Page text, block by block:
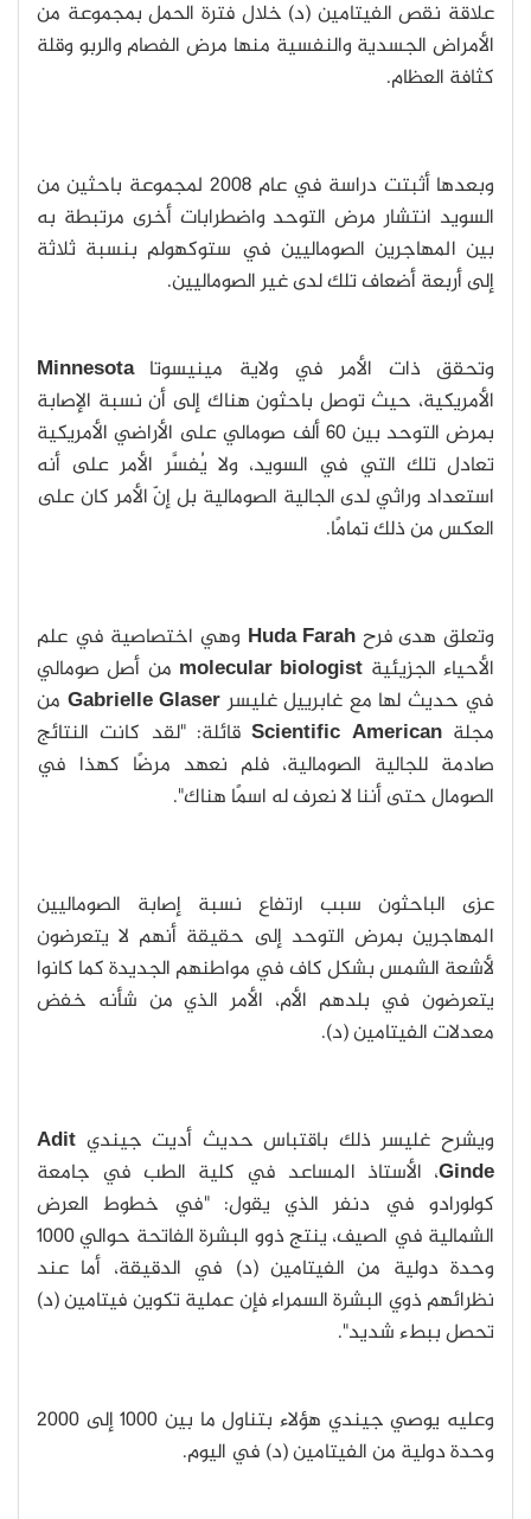
علاقة نقص الفيتامين (د) خلال فترة الحمل بمجموعة من
الأمراض الجسدية والنفسية منها مرض الفصام والربو وقلة
كثافة العظام.
وبعدها أثبتت دراسة في عام 2008 لمجموعة باحثين من
السويد انتشار مرض التوحد واضطرابات أخرى مرتبطة به
بين المهاجرين الصوماليين في ستوكهولم بنسبة ثلاثة
إلى أربعة أضعاف تلك لدى غير الصوماليين.
وتحقق ذات الأمر في ولاية مينيسوتاMinnesota
الأمريكية، حيث توصل باحثون هناك إلى أن نسبة الإصابة
بمرض التوحد بين 60 ألف صومالي على الأراضي الأمريكية
تعادل تلك التي في السويد، ولا يُفسَّر الأمر على أنه
استعداد وراثي لدى الجالية الصومالية بل إنّ الأمر كان على
العكس من ذلك تمامًا.
وتعلق هدى فرح Huda Farah وهي اختصاصية في علم
الأحياء الجزيئية molecular biologist من أصل صومالي
في حديث لها مع غابرييل غليسرGabrielle Glaser من
مجلةScientific Americanقائلة: "لقد كانت النتائج
صادمة للجالية الصومالية، فلم نعهد مرضًا كهذا في
الصومال حتى أننا لا نعرف له اسمًا هناك".
عزى الباحثون سبب ارتفاع نسبة إصابة الصوماليين
المهاجرين بمرض التوحد إلى حقيقة أنهم لا يتعرضون
لأشعة الشمس بشكل كاف في مواطنهم الجديدة كما كانوا
يتعرضون في بلدهم الأم، الأمر الذي من شأنه خفض
معدلات الفيتامين (د).
ويشرح غليسر ذلك باقتباس حديث أديت جيندي Adit
Ginde، الأستاذ المساعد في كلية الطب في جامعة
كولورادو في دنفر الذي يقول: "في خطوط العرض
الشمالية في الصيف، ينتج ذوو البشرة الفاتحة حوالي 1000
وحدة دولية من الفيتامين (د) في الدقيقة، أما عند
نظرائهم ذوي البشرة السمراء فإن عملية تكوين فيتامين (د)
تحصل ببطء شديد".
وعليه يوصي جيندي هؤلاء بتناول ما بين 1000 إلى 2000
وحدة دولية من الفيتامين (د) في اليوم.